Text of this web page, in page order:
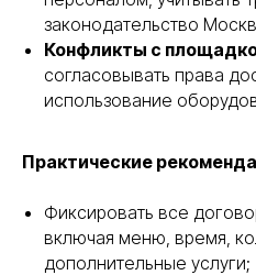
законодательство
Конфликты с
согласовывать права
использование
Практические
Фиксировать все
включая меню, время,
дополнительные услуги;